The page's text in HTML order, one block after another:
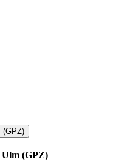
(GPZ)
(GPZ)